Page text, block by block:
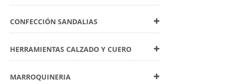
CONFECCIÓN SANDALIAS
HERRAMIENTAS CALZADO Y CUERO
MARROQUINERIA